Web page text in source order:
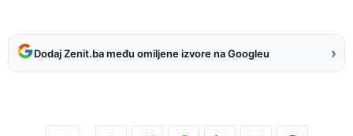
Dodaj Zenit.ba među omiljene izvore na Googleu ›